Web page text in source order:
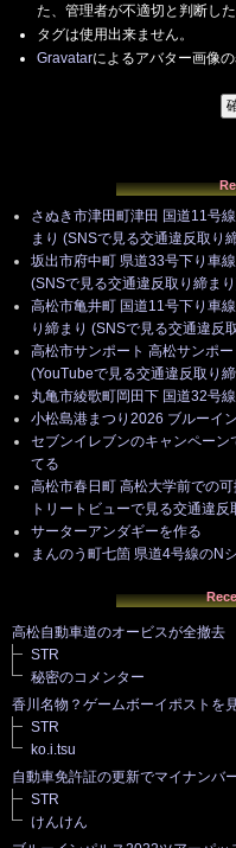
た、管理者が不適切と判断し
タグは使用出来ません。
Gravatarによるアバター画像
さぬき市津田町津田 国道11号
まり (SNSで見る交通違反取り
坂出市府中町 県道33号下り車
(SNSで見る交通違反取り締ま
高松市亀井町 国道11号下り車
り締まり (SNSで見る交通違反
高松市サンポート 高松サンポ
(YouTubeで見る交通違反取り
丸亀市綾歌町岡田下 国道32号
小松島港まつり2026 ブルーイ
セブンイレブンのキャンペー
てる
高松市春日町 高松大学前での
トリートビューで見る交通違反
サーターアンダギーを作る
まんのう町七箇 県道4号線のN
高松自動車道のオービスが全撤去
STR
秘密のコメンター
香川名物？ゲームボーイポストを
STR
ko.i.tsu
自動車免許証の更新でマイナンバ
STR
けんけん